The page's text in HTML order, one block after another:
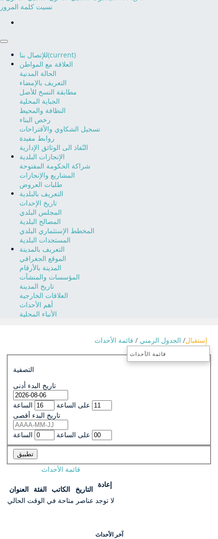
نسيت كلمة المرور
للإتصال بنا(current)
العلاقة مع المواطن
الحالة المدنية
التعريف بالإمضاء
مطابقة النسخ للأصل
الجباية المحلية
النظافة والمحيط
رخص البناء
تسجيل الشكاوي والأقتراحات
روابط مفيدة
النّفاذ الى الوثائق الإدارية
الإنجازات البلدية
شراكة الحكومة المفتوحة
المشاريع والإنجازات
طلبات العروض
التعريف بالبلدية
تاريخ الإحداث
المجلس البلدي
المصالح البلدية
المخطط الإستثماري البلدي
المستجدات البلدية
التعريف بالمدينة
الموقع الجغرافي
المدينة بالأرقام
المؤسسات والمنشآت
تاريخ المدينة
العلاقات الخارجية
أهم الأحداث
الأنباء المحلية
قائمة الأحداث
إستقبال الجدول الزمني قائمة الأحداث
التصفية
تاريخ البدء أدنى
على الساعة
تاريخ البدء أقصى
على الساعة
تطبيق
قائمة الأحداث
العنوان الفئة الكاتب التاريخ
إعادة
لا توجد عناصر متاحة في الوقت الحالي
آخر الأحداث